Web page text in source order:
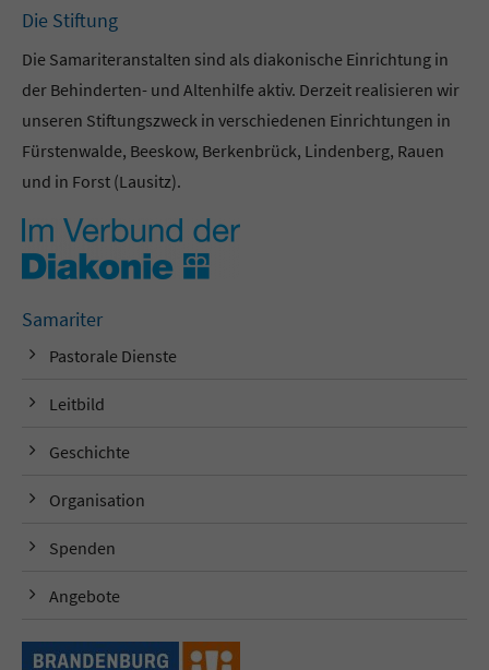
Die Stiftung
Die Samariteranstalten sind als diakonische Einrichtung in
der Behinderten- und Altenhilfe aktiv. Derzeit realisieren wir
unseren Stiftungszweck in verschiedenen Einrichtungen in
Fürstenwalde, Beeskow, Berkenbrück, Lindenberg, Rauen
und in Forst (Lausitz).
Samariter
Pastorale Dienste
Leitbild
Geschichte
Organisation
Spenden
Angebote